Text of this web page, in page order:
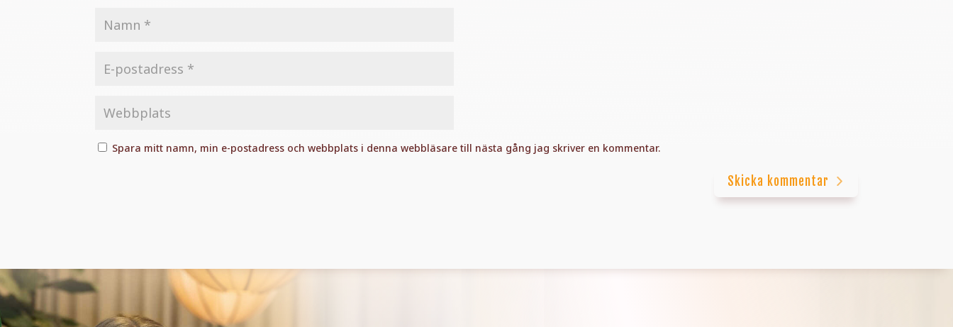
Spara mitt namn, min e-postadress och webbplats i denna webbläsare till nästa gång jag skriver en kommentar.
Skicka kommentar